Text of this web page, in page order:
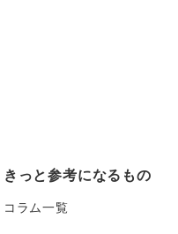
きっと参考になるもの
コラム一覧